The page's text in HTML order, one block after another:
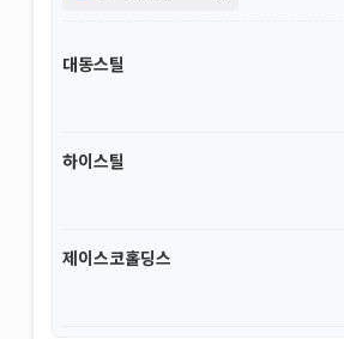
대동스틸
하이스틸
제이스코홀딩스